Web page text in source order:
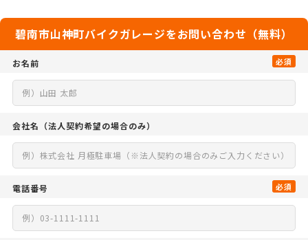
碧南市山神町バイクガレージをお問い合わせ（無料）
お名前 必須
会社名 （法人契約希望の場合のみ）
電話番号 必須